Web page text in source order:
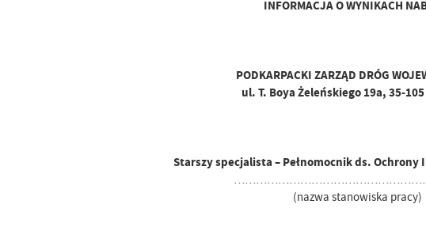
INFORMACJA O WYNIKACH
PODKARPACKI ZARZĄD DRÓG
ul. T. Boya Żeleńskiego 19a, 35-
Starszy specjalista – Pełnomocnik ds.
(nazwa stanowiska pracy)